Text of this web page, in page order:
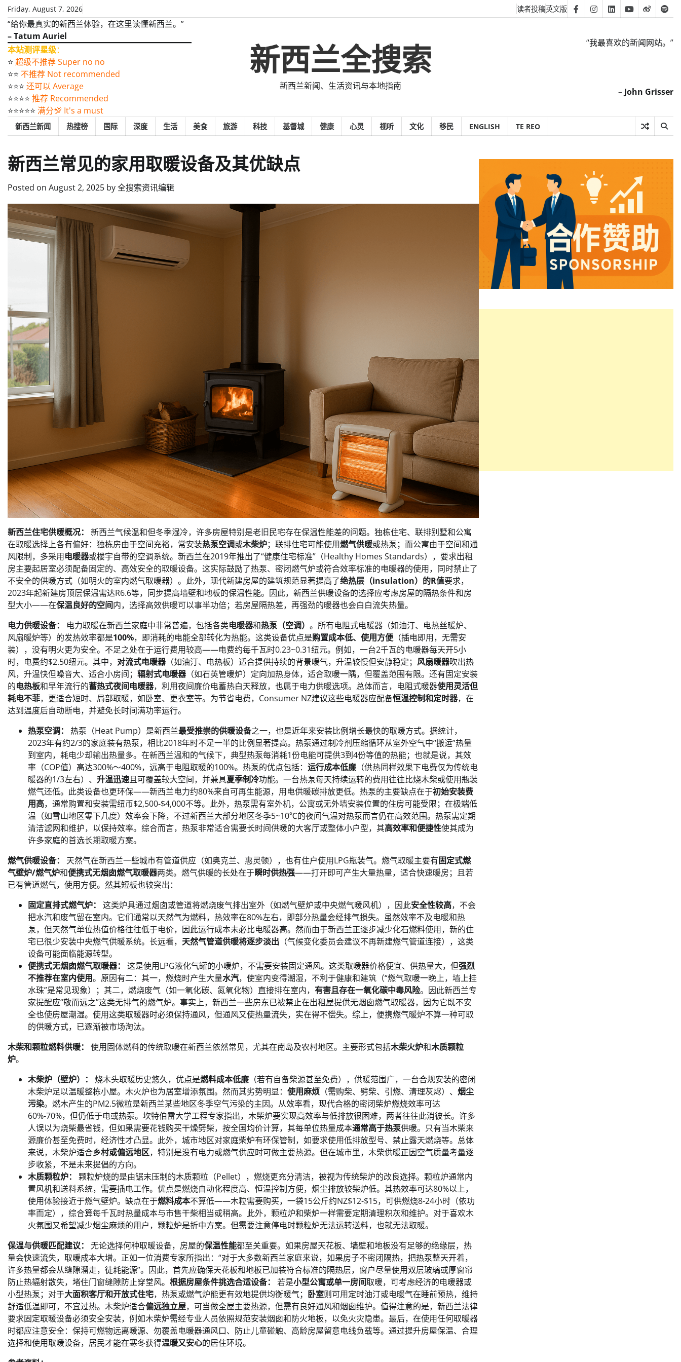
Skip
content
Friday, August 7, 2026 读者投稿英文版 FacebookInstagram
LinkedinYoutube
Weibo
“给你最真实的新西兰体验，在这里读懂新西兰。”
– Tatum Auriel
本站测评星级：
⭐️ 超级不推荐 Super no no
⭐️⭐️ 不推荐 Not recommended
⭐️⭐️⭐️ 还可以 Average
⭐️⭐️⭐️⭐️ 推荐 Recommended
⭐️⭐️⭐️⭐️⭐️ 满分💯 It's a must
新西兰全搜索
新西兰新闻、生活资讯与本地指南
“我最喜欢的新闻网站。”
– John Grisser
新西兰新闻 热搜榜 国际 深度 生活 美食 旅游 科技 基督城 健康 心灵 视听 文化 移民 ENGLISH TE REO
新西兰常见的家用取暖设备及其优缺点
Posted on August 2, 2025 by全搜索资讯编辑
新西兰住宅供暖概况：
新西兰气候温和但冬季湿冷，许多房屋特别是老旧民宅存在保温性能差的问题。独栋住宅、联排别墅和公寓
在取暖选择上各有偏好：独栋房由于空间充裕，常安装热泵空调或木柴炉；联排住宅可能使用燃气供暖或热泵；而公寓由于空间和通
风限制，多采用电暖器或楼宇自带的空调系统。新西兰在2019年推出了“健康住宅标准”（Healthy Homes Standards），要求出租
房主要起居室必须配备固定的、高效安全的取暖设备。这实际鼓励了热泵、密闭燃气炉或符合效率标准的电暖器的使用，同时禁止了
不安全的供暖方式（如明火的室内燃气取暖器）。此外，现代新建房屋的建筑规范显著提高了绝热层（insulation）的R值要求，
2023年起新建房顶层保温需达R6.6等，同步提高墙壁和地板的保温性能。因此，新西兰供暖设备的选择应考虑房屋的隔热条件和房
型大小——在保温良好的空间内，选择高效供暖可以事半功倍；若房屋隔热差，再强劲的暖器也会白白流失热量。
电力供暖设备：
电力取暖在新西兰家庭中非常普遍，包括各类电暖器和热泵（空调） 。所有电阻式电暖器（如油汀、电热丝暖炉、
风扇暖炉等）的发热效率都是100%，即消耗的电能全部转化为热能。这类设备优点是购置成本低、使用方便 （插电即用，无需安
装），没有明火更为安全。不足之处在于运行费用较高——电费约每千瓦时0.23~0.31纽元。例如，一台2千瓦的电暖器每天开5小
时，电费约$2.50纽元。其中， 对流式电暖器（如油汀、电热板）适合提供持续的背景暖气，升温较慢但安静稳定； 风扇暖器吹出热
风，升温快但噪音大、适合小房间； 辐射式电暖器（如石英管暖炉）定向加热身体，适合取暖一隅，但覆盖范围有限。还有固定安装
的电热板和早年流行的蓄热式夜间电暖器，利用夜间廉价电蓄热白天释放，也属于电力供暖选项。总体而言，电阻式暖器使用灵活但
耗电不菲，更适合短时、局部取暖，如卧室、更衣室等。为节省电费，Consumer NZ建议这些电暖器应配备恒温控制和定时器，在
达到温度后自动断电，并避免长时间满功率运行。
热泵空调：
热泵（Heat Pump）是新西兰最受推崇的供暖设备之一，也是近年来安装比例增长最快的取暖方式。据统计，
2023年有约2/3的家庭装有热泵，相比2018年时不足一半的比例显著提高。热泵通过制冷剂压缩循环从室外空气中“搬运”热量
到室内，耗电少却输出热量多。在新西兰温和的气候下，典型热泵每消耗1份电能可提供3到4份等值的热能；也就是说，其效
率（COP值）高达300%～400%，远高于电阻取暖的100%。热泵的优点包括： 运行成本低廉 （供热同样效果下电费仅为传统电
暖器的1/3左右）、 升温迅速且可覆盖较大空间，并兼具夏季制冷功能。一台热泵每天持续运转的费用往往比烧木柴或使用瓶装
燃气还低。此类设备也更环保——新西兰电力约80%来自可再生能源，用电供暖碳排放更低。热泵的主要缺点在于初始安装费
用高，通常购置和安装需纽币$2,500-$4,000不等。此外，热泵需有室外机，公寓或无外墙安装位置的住房可能受限；在极端低
温（如雪山地区零下几度）效率会下降，不过新西兰大部分地区冬季5~10℃的夜间气温对热泵而言仍在高效范围。热泵需定期
清洁滤网和维护，以保持效率。综合而言，热泵非常适合需要长时间供暖的大客厅或整体小户型，其高效率和便捷性使其成为
许多家庭的首选长期取暖方案。
燃气供暖设备：
天然气在新西兰一些城市有管道供应（如奥克兰、惠灵顿），也有住户使用LPG瓶装气。燃气取暖主要有固定式燃
气壁炉/燃气炉和便携式无烟囱燃气取暖器两类。燃气供暖的长处在于瞬时供热强——打开即可产生大量热量，适合快速暖房；且若
已有管道燃气，使用方便。然其短板也较突出：
固定直排式燃气炉：
这类炉具通过烟囱或管道将燃烧废气排出室外（如燃气壁炉或中央燃气暖风机），因此安全性较高，不会
把水汽和废气留在室内。它们通常以天然气为燃料，热效率在80%左右，即部分热量会经排气损失。虽然效率不及电暖和热
泵，但天然气单位热值价格往往低于电价，因此运行成本未必比电暖器高。然而由于新西兰正逐步减少化石燃料使用，新的住
宅已很少安装中央燃气供暖系统。长远看， 天然气管道供暖将逐步淡出 （气候变化委员会建议不再新建燃气管道连接），这类
设备可能面临能源转型。
便携式无烟囱燃气取暖器：
这是使用LPG液化气罐的小暖炉，不需要安装固定通风。这类取暖器价格便宜、供热量大，但强烈
不推荐在室内使用。原因有二：其一，燃烧时产生大量水汽，使室内变得潮湿，不利于健康和建筑（“燃气取暖一晚上，墙上挂
水珠”是常见现象）；其二，燃烧废气（如一氧化碳、氮氧化物）直接排在室内， 有害且存在一氧化碳中毒风险。因此新西兰专
家提醒应“敬而远之”这类无排气的燃气炉。事实上，新西兰一些房东已被禁止在出租屋提供无烟囱燃气取暖器，因为它既不安
全也使房屋潮湿。使用这类取暖器时必须保持通风，但通风又使热量流失，实在得不偿失。综上，便携燃气暖炉不算一种可取
的供暖方式，已逐渐被市场淘汰。
木柴和颗粒燃料供暖：
使用固体燃料的传统取暖在新西兰依然常见，尤其在南岛及农村地区。主要形式包括木柴火炉和木质颗粒
炉。
木柴炉（壁炉）：
烧木头取暖历史悠久，优点是燃料成本低廉 （若有自备柴源甚至免费），供暖范围广，一台合规安装的密闭
木柴炉足以温暖整栋小屋。木火炉也为居室增添氛围。然而其劣势明显： 使用麻烦 （需购柴、劈柴、引燃、清理灰烬）、 烟尘
污染。燃木产生的PM2.5微粒是新西兰某些地区冬季空气污染的主因。从效率看，现代合格的密闭柴炉燃烧效率可达
60%-70%，但仍低于电或热泵。坎特伯雷大学工程专家指出，木柴炉要实现高效率与低排放很困难，两者往往此消彼长。许多
人误以为烧柴最省钱，但如果需要花钱购买干燥劈柴，按全国均价计算，其每单位热量成本通常高于热泵供暖。只有当木柴来
源廉价甚至免费时，经济性才凸显。此外，城市地区对家庭柴炉有环保管制，如要求使用低排放型号、禁止露天燃烧等。总体
来说，木柴炉适合乡村或偏远地区，特别是没有电力或燃气供应时可做主要热源。但在城市里，木柴供暖正因空气质量考量逐
步收紧，不是未来提倡的方向。
木质颗粒炉：
颗粒炉烧的是由锯末压制的木质颗粒（Pellet），燃烧更充分清洁，被视为传统柴炉的改良选择。颗粒炉通常内
置风机和送料系统，需要插电工作。优点是燃烧自动化程度高、恒温控制方便，烟尘排放较柴炉低。其热效率可达80%以上，
使用体验接近于燃气壁炉。缺点在于燃料成本不算低——木粒需要购买，一袋15公斤约NZ$12-$15，可供燃烧8-24小时（依功
率而定），综合算每千瓦时热量成本与市售干柴相当或稍高。此外，颗粒炉和柴炉一样需要定期清理积灰和维护。对于喜欢木
火氛围又希望减少烟尘麻烦的用户，颗粒炉是折中方案。但需要注意停电时颗粒炉无法运转送料，也就无法取暖。
保温与供暖匹配建议：
无论选择何种取暖设备，房屋的保温性能都至关重要。如果房屋天花板、墙壁和地板没有足够的绝缘层，热
量会快速流失，取暖成本大增。正如一位消费专家所指出：“对于大多数新西兰家庭来说，如果房子不密闭隔热，把热泵整天开着，
许多热量都会从缝隙溜走，徒耗能源”。因此，首先应确保天花板和地板已加装符合标准的隔热层，窗户尽量使用双层玻璃或厚窗帘
防止热辐射散失，堵住门窗缝隙防止穿堂风。 根据房屋条件挑选合适设备： 若是小型公寓或单一房间取暖，可考虑经济的电暖器或
小型热泵；对于大面积客厅和开放式住宅，热泵或燃气炉能更有效地提供均衡暖气； 卧室则可用定时油汀或电暖气在睡前预热，维持
舒适低温即可，不宜过热。木柴炉适合偏远独立屋，可当做全屋主要热源，但需有良好通风和烟囱维护。值得注意的是，新西兰法律
要求固定取暖设备必须安全安装，例如木柴炉需经专业人员依照规范安装烟囱和防火地板，以免火灾隐患。最后，在使用任何取暖器
时都应注意安全：保持可燃物远离暖源、勿覆盖电暖器通风口、防止儿童碰触、高龄房屋留意电线负载等。通过提升房屋保温、合理
选择和使用取暖设备，居民才能在寒冬获得温暖又安心的居住环境。